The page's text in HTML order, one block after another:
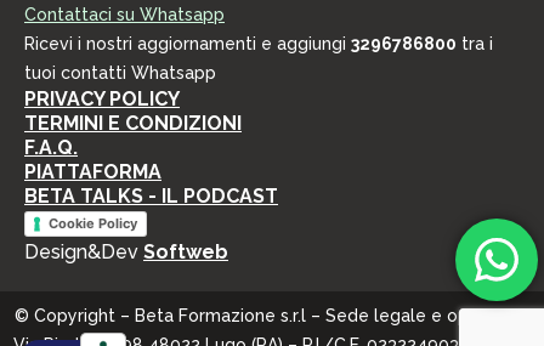
Contattaci su Whatsapp
Ricevi i nostri aggiornamenti e aggiungi 3296786800 tra i
tuoi contatti Whatsapp
PRIVACY POLICY
TERMINI E CONDIZIONI
F.A.Q.
PIATTAFORMA
BETA TALKS - IL PODCAST
Cookie Policy
Design&Dev Softweb
© Copyright – Beta Formazione s.r.l – Sede legale e operativa: